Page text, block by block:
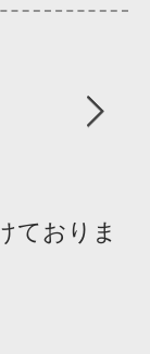
ておりま